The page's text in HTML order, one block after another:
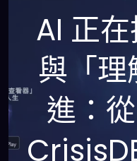
AI 正
與「
進：